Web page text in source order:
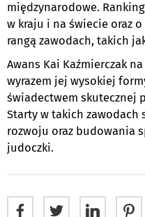
międzynarodowe.
w kraju i na świecie oraz
rangą zawodach, takich
Awans Kai Kaźmierczak
wyrazem jej wysokiej
świadectwem skutecznej
Starty w takich zawodach
rozwoju oraz budowania
judoczki.